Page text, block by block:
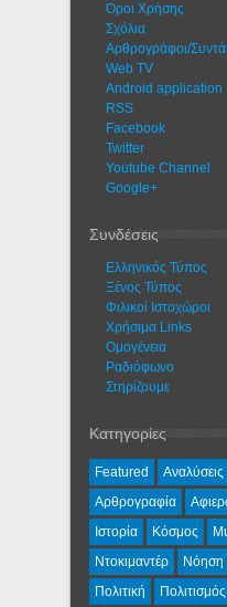
Όροι Χρήσης
Σχόλια
Αρθρογράφοι/
Web TV
Android application
RSS
Facebook
Twitter
Youtube Channel
Google+
Συνδέσεις
Ελληνικός Τύπος
Ξένος Τύπος
Φιλικοί Ιστοχώροι
Χρήσιμα Links
Ομογένεια
Ραδιόφωνο
Στηρίζουμε
Κατηγορίες
Featured Αναλύσεις
Αρθρογραφία
Ιστορία
Κόσμος
Ντοκιμαντέρ
Νόηση
Πολιτική
Πολιτισμός